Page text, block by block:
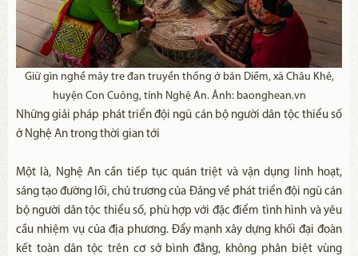
Giữ gìn nghề mây tre đan truyền thống ở bản Diềm, xã Châu Khê,
huyện Con Cuông, tỉnh Nghệ An. Ảnh: baonghean.vn
Những giải pháp phát triển đội ngũ cán bộ người dân tộc thiểu số
ở Nghệ An trong thời gian tới
Một là, Nghệ An cần tiếp tục quán triệt và vận dụng linh hoạt,
sáng tạo đường lối, chủ trương của Đảng về phát triển đội ngũ cán
bộ người dân tộc thiểu số, phù hợp với đặc điểm tình hình và yêu
cầu nhiệm vụ của địa phương. Đẩy mạnh xây dựng khối đại đoàn
kết toàn dân tộc trên cơ sở bình đẳng, không phân biệt vùng